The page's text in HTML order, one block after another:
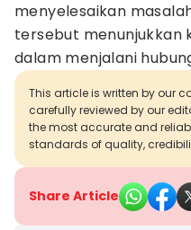
menyelesaikan
tersebut menunjukkan
dalam menjalani
This article is written by our
carefully reviewed by our
the most accurate and
standards of quality,
Share Article